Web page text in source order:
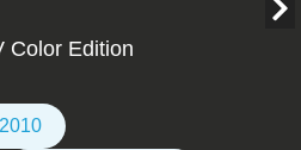
Color Edition
2010